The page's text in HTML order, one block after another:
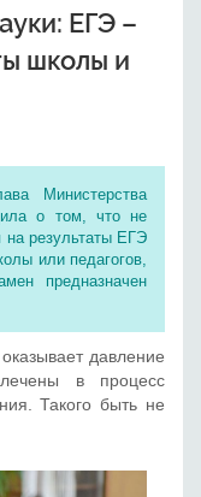
ЕГЭ –
школы и
Министерства
о том, что не
на результаты ЕГЭ
или педагогов,
предназначен
давление
в процесс
Такого быть не